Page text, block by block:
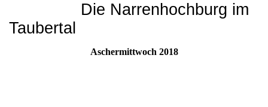
Die Narrenhochburg im
Taubertal
Aschermittwoch 2018